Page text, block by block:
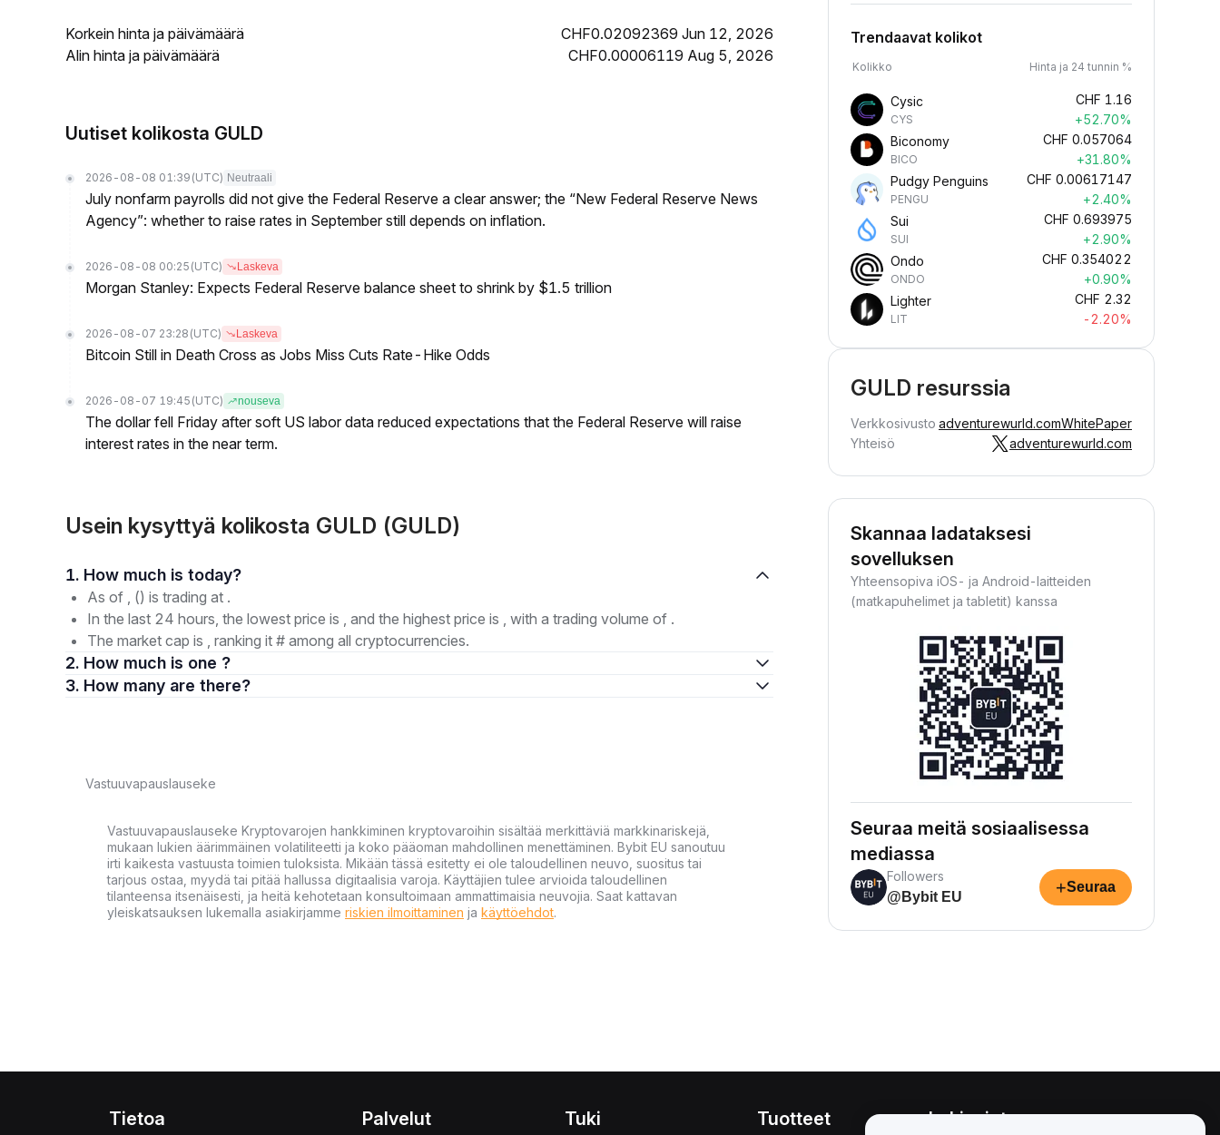
Korkein hinta ja päivämäärä
CHF0.02092369 Jun 12, 2026
Alin hinta ja päivämäärä
CHF0.00006119 Aug 5, 2026
Uutiset kolikosta GULD
2026-08-08 01:39 (UTC) Neutraali
July nonfarm payrolls did not give the Federal Reserve a clear answer; the “New Federal Reserve News
Agency”: whether to raise rates in September still depends on inflation.
2026-08-08 00:25 (UTC) Laskeva
Morgan Stanley: Expects Federal Reserve balance sheet to shrink by $1.5 trillion
2026-08-07 23:28 (UTC) Laskeva
Bitcoin Still in Death Cross as Jobs Miss Cuts Rate-Hike Odds
2026-08-07 19:45 (UTC) nouseva
The dollar fell Friday after soft US labor data reduced expectations that the Federal Reserve will raise
interest rates in the near term.
Usein kysyttyä kolikosta GULD (GULD)
1. How much is today?
As of , () is trading at .
In the last 24 hours, the lowest price is , and the highest price is , with a trading volume of .
The market cap is , ranking it # among all cryptocurrencies.
2. How much is one ?
3. How many are there?
Vastuuvapauslauseke
Vastuuvapauslauseke Kryptovarojen hankkiminen kryptovaroihin sisältää merkittäviä markkinariskejä,
mukaan lukien äärimmäinen volatiliteetti ja koko pääoman mahdollinen menettäminen. Bybit EU sanoutuu
irti kaikesta vastuusta toimien tuloksista. Mikään tässä esitetty ei ole taloudellinen neuvo, suositus tai
tarjous ostaa, myydä tai pitää hallussa digitaalisia varoja. Käyttäjien tulee arvioida taloudellinen
tilanteensa itsenäisesti, ja heitä kehotetaan konsultoimaan ammattimaisia neuvojia. Saat kattavan
yleiskatsauksen lukemalla asiakirjamme riskien ilmoittaminen ja käyttöehdot.
Trendaavat kolikot
Kolikko Hinta ja 24 tunnin %
Cysic
CYS
CHF 1.16
+52.70%
Biconomy
BICO
CHF 0.057064
+31.80%
Pudgy Penguins
PENGU
CHF 0.00617147
+2.40%
Sui
SUI
CHF 0.693975
+2.90%
Ondo
ONDO
CHF 0.354022
+0.90%
Lighter
LIT
CHF 2.32
-2.20%
GULD resurssia
Verkkosivusto adventurewurld.comWhitePaper
Yhteisö
adventurewurld.com
Skannaa ladataksesi
sovelluksen
Yhteensopiva iOS- ja Android-laitteiden
(matkapuhelimet ja tabletit) kanssa
Seuraa meitä sosiaalisessa
mediassa
Followers
@Bybit EU
+Seuraa
Tietoa Palvelut Tuki Tuotteet Lakiasiat